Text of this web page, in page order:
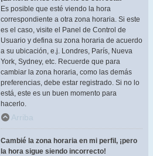
Es posible que esté viendo la hora
correspondiente a otra zona horaria. Si este
es el caso, visite el Panel de Control de
Usuario y defina su zona horaria de acuerdo
a su ubicación, e.j. Londres, París, Nueva
York, Sydney, etc. Recuerde que para
cambiar la zona horaria, como las demás
preferencias, debe estar registrado. Si no lo
está, este es un buen momento para
hacerlo.
Arriba
Cambié la zona horaria en mi perfil, ¡pero
la hora sigue siendo incorrecto!